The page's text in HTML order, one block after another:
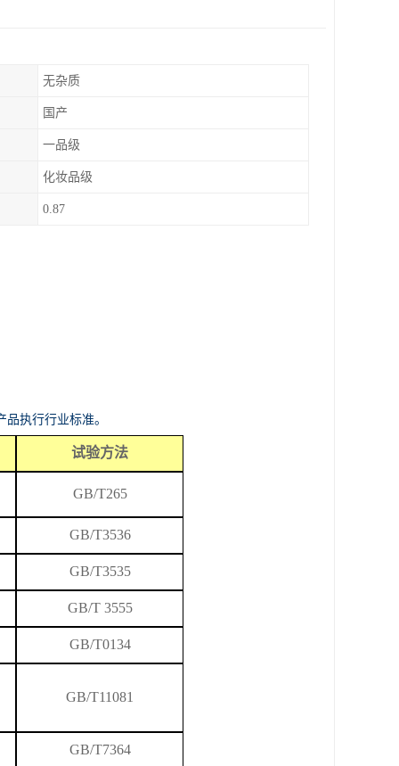
无杂质
国产
一品级
化妆品级
0.87
执行行业标准。
试验方法
GB/T265
GB/T3536
GB/T3535
GB/T 3555
GB/T0134
GB/T11081
GB/T7364